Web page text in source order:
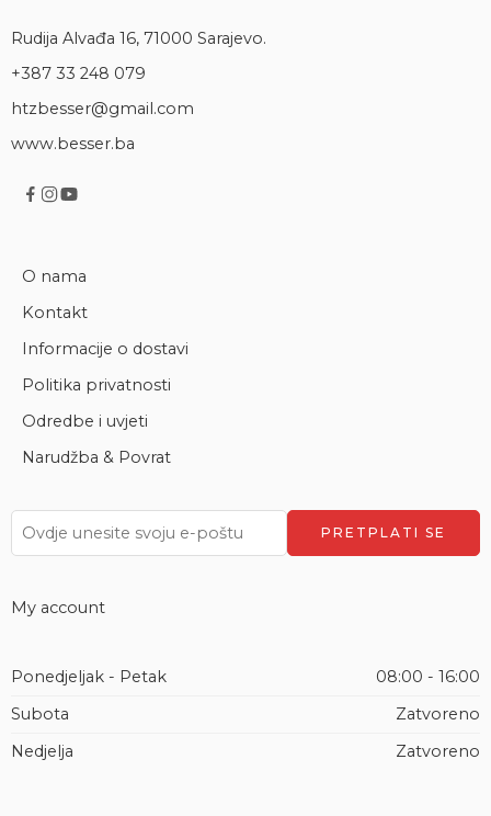
Rudija Alvađa 16, 71000 Sarajevo.
+387 33 248 079
htzbesser@gmail.com
www.besser.ba
O nama
Kontakt
Informacije o dostavi
Politika privatnosti
Odredbe i uvjeti
Narudžba & Povrat
My account
Ponedjeljak - Petak
08:00 - 16:00
Subota
Zatvoreno
Nedjelja
Zatvoreno